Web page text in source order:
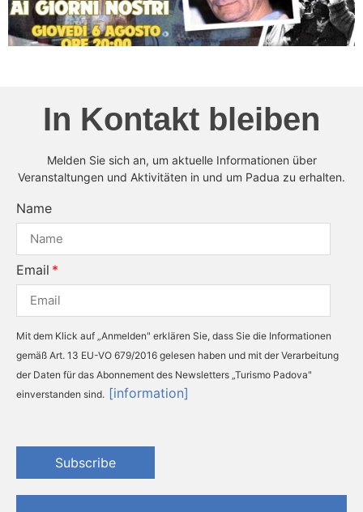
In Kontakt bleiben
Melden Sie sich an, um aktuelle Informationen über
Veranstaltungen und Aktivitäten in und um Padua zu erhalten.
Name
Email
Mit dem Klick auf „Anmelden" erklären Sie, dass Sie die Informationen
gemäß Art. 13 EU-VO 679/2016 gelesen haben und mit der Verarbeitung
der Daten für das Abonnement des Newsletters „Turismo Padova"
einverstanden sind. [information]
Subscribe